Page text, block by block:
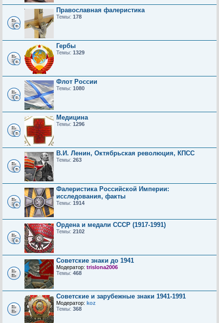
Православная фалеристика
Темы: 178
Гербы
Темы: 1329
Флот России
Темы: 1080
Медицина
Темы: 1296
В.И. Ленин, Октябрьская революция, КПСС
Темы: 263
Фалеристика Российской Империи:
исследования, факты
Темы: 1914
Ордена и медали СССР (1917-1991)
Темы: 2102
Советские знаки до 1941
Модератор: trislona2006
Темы: 468
Советские и зарубежные знаки 1941-1991
Модератор: koz
Темы: 368